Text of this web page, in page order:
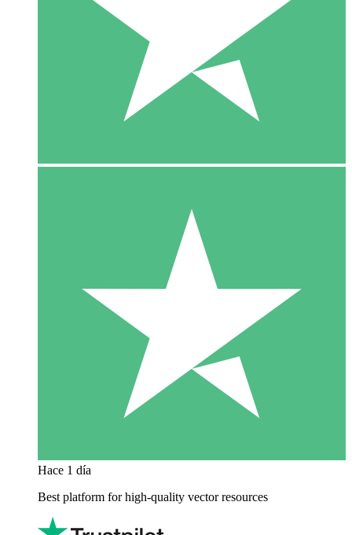
Hace 1 día
Best platform for high-quality vector resources